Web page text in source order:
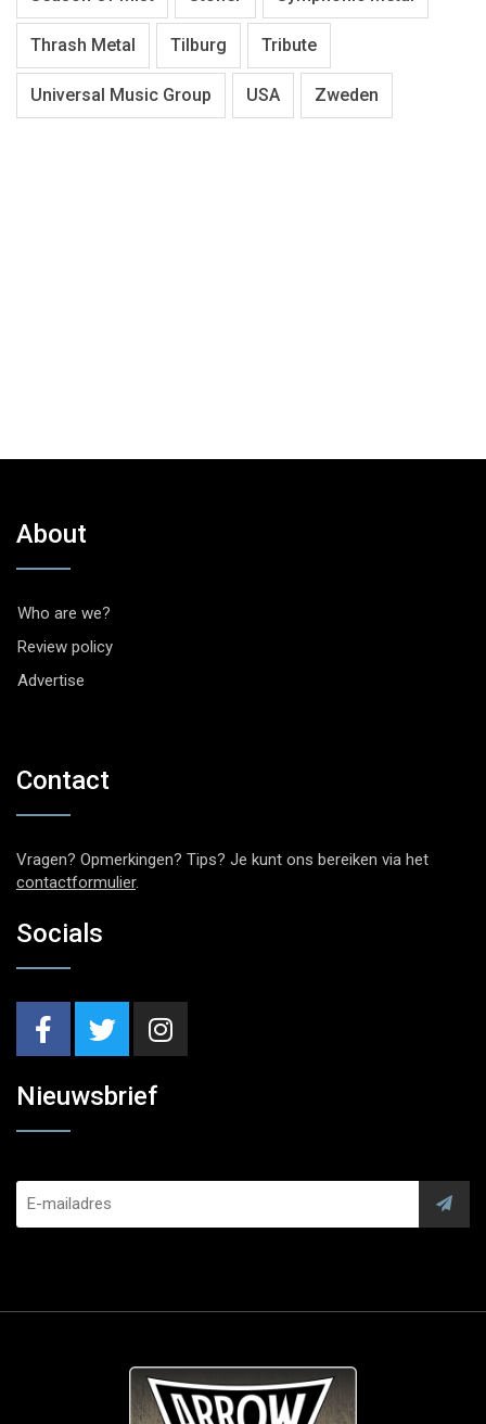
Thrash Metal Tilburg Tribute
Universal Music Group USA Zweden
About
Who are we?
Review policy
Advertise
Contact
Vragen? Opmerkingen? Tips? Je kunt ons bereiken via het
contactformulier.
Socials
Nieuwsbrief